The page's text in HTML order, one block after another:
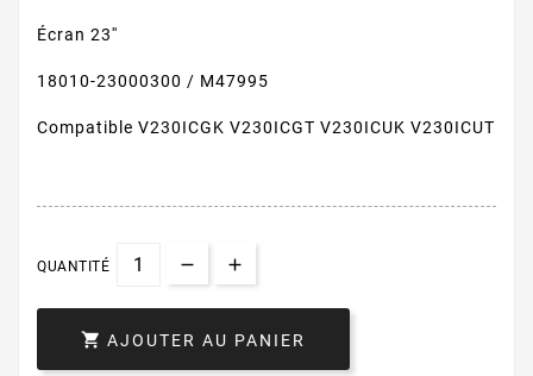
Écran 23''
18010-23000300 / M47995
Compatible V230ICGK V230ICGT V230ICUK V230ICUT
QUANTITÉ
 AJOUTER AU PANIER